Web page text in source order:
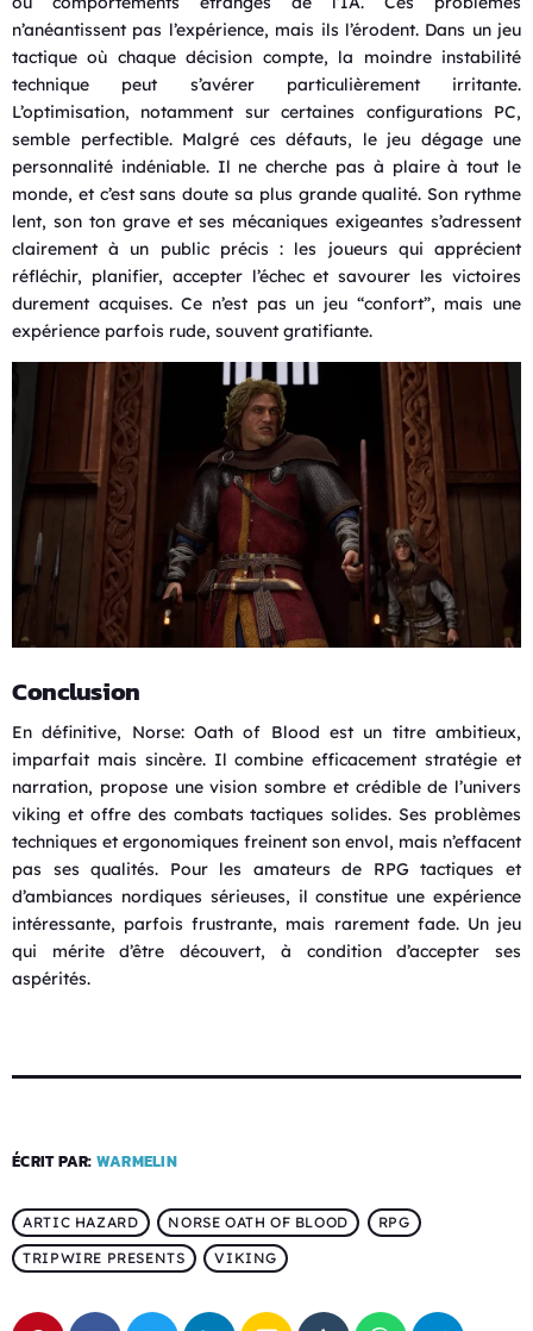
n’anéantissent pas l’expérience, mais ils l’érodent. Dans un jeu
tactique où chaque décision compte, la moindre instabilité
technique peut s’avérer particulièrement irritante.
L’optimisation, notamment sur certaines configurations PC,
semble perfectible. Malgré ces défauts, le jeu dégage une
personnalité indéniable. Il ne cherche pas à plaire à tout le
monde, et c’est sans doute sa plus grande qualité. Son rythme
lent, son ton grave et ses mécaniques exigeantes s’adressent
clairement à un public précis : les joueurs qui apprécient
réfléchir, planifier, accepter l’échec et savourer les victoires
durement acquises. Ce n’est pas un jeu “confort”, mais une
expérience parfois rude, souvent gratifiante.
Conclusion
En définitive, Norse: Oath of Blood est un titre ambitieux,
imparfait mais sincère. Il combine efficacement stratégie et
narration, propose une vision sombre et crédible de l’univers
viking et offre des combats tactiques solides. Ses problèmes
techniques et ergonomiques freinent son envol, mais n’effacent
pas ses qualités. Pour les amateurs de RPG tactiques et
d’ambiances nordiques sérieuses, il constitue une expérience
intéressante, parfois frustrante, mais rarement fade. Un jeu
qui mérite d’être découvert, à condition d’accepter ses
aspérités.
ÉCRIT PAR: WARMELIN
ARTIC HAZARD NORSE OATH OF BLOOD
RPG
TRIPWIRE PRESENTS
VIKING